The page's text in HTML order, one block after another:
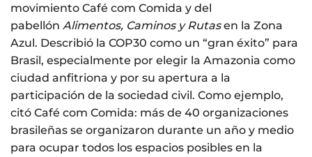
movimiento Café com Comida y del
pabellón Alimentos, Caminos y Rutasen la Zona
Azul. Describió la COP30 como un “gran éxito” para
Brasil, especialmente por elegir la Amazonia como
ciudad anfitriona y por su apertura a la
participación de la sociedad civil. Como ejemplo,
citó Café com Comida: más de 40 organizaciones
brasileñas se organizaron durante un año y medio
para ocupar todos los espacios posibles en la